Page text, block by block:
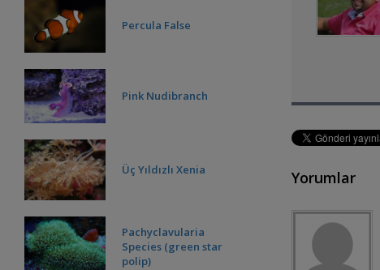
Percula False
Pink Nudibranch
Üç Yıldızlı Xenia
Pachyclavularia
Species (green star
polip)
Yorumlar